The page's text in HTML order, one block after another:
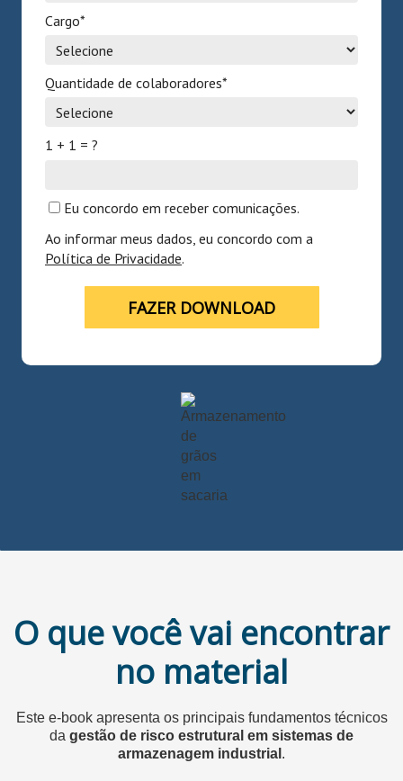
Cargo*
Quantidade de colaboradores*
1 + 1 = ?
Eu concordo em receber comunicações.
Ao informar meus dados, eu concordo com a
Política de Privacidade.
FAZER DOWNLOAD
O que você vai encontrar
no material
Este e-book apresenta os principais fundamentos técnicos
da gestão de risco estrutural em sistemas de
armazenagem industrial .